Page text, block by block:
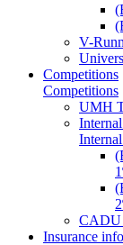
V-
Competitions
Competitions
UMH
CADU
Insurance